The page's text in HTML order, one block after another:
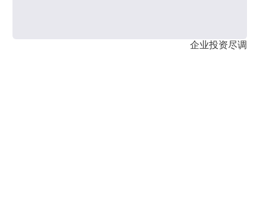
企业投资尽调